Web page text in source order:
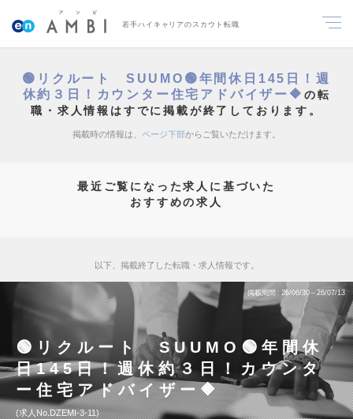
若手ハイキャリアのスカウト転職
🟢リクルート SUUMO🟢年間休日145日！週
休約３日！カウンター住宅アドバイザー🔶 の転
職・求人情報はすでに掲載が終了しております。
掲載時の情報は、 ページ下部からご覧いただけます。
最近ご覧になった求人に基づいた
おすすめの求人
以下、掲載終了した転職・求人情報です。
掲載期間 26/06/30～26/07/13
🟢リクルート SUUMO🟢年間休
日145日！週休約３日！カウンタ
ー住宅アドバイザー🔶
求人No.DZEMI-3-11